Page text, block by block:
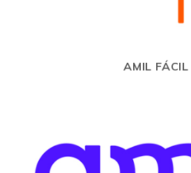
AMIL FÁCIL